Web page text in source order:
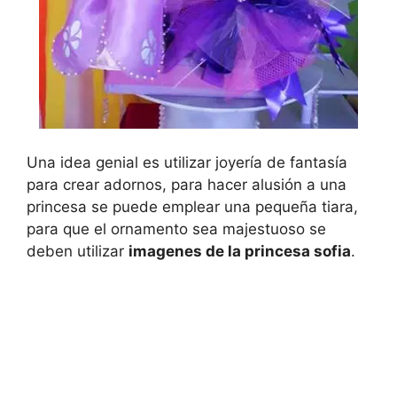
Una idea genial es utilizar joyería de fantasía
para crear adornos, para hacer alusión a una
princesa se puede emplear una pequeña tiara,
para que el ornamento sea majestuoso se
deben utilizar imagenes de la princesa sofia.